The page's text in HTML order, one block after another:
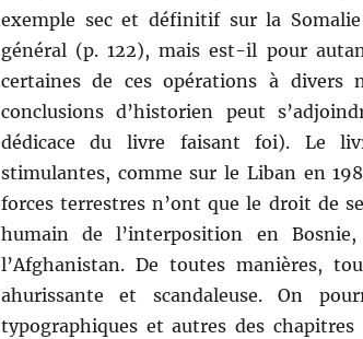
exemple sec et définitif sur la
général (p. 122), mais est-il pour
certaines de ces opérations à divers
conclusions d’historien peut
dédicace du livre faisant foi). Le
stimulantes, comme sur le Liban en
forces terrestres n’ont que le droit de
humain de l’interposition en
l’Afghanistan. De toutes manières,
ahurissante et scandaleuse. On
typographiques et autres des